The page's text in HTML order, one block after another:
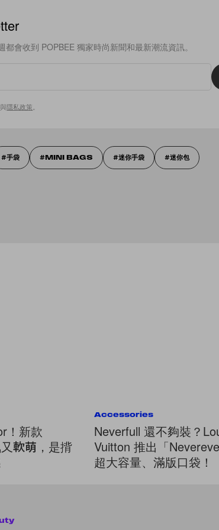
會收到 POPBEE 獨家時尚新聞和最新潮流資訊。
與隱私政策
手袋 MINI BAGS 迷你手袋 迷你包
！新款
軟萌，是揹
Accessories
Neverfull 還不夠裝？
Vuitton 推出「
超大容量、滿版口袋！